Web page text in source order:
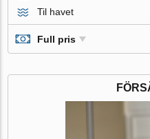
Til havet
Full pris